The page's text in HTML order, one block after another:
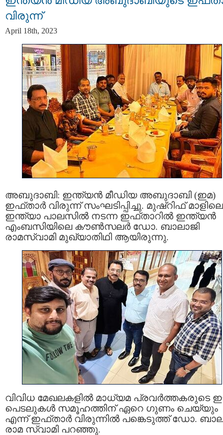
വിരുന്ന്
April 18th, 2023
അബുദാബി: ഇന്ത്യൻ മീഡിയ അബുദാബി (ഇമ)
ഇഫ്താർ വിരുന്ന് സംഘടിപ്പിച്ചു. മുഷ്റിഫ് മാളിലെ
ഇന്ത്യാ പാലസിൽ നടന്ന ഇഫ്താറിൽ ഇന്ത്യൻ
എംബസിയിലെ കൗൺസല‍ർ ഡോ. ബാലാജി
രാമസ്വാമി മുഖ്യാതിഥി ആയിരുന്നു.
വിവിധ മേഖലകളില്‍ മാധ്യമ പ്രവര്‍ത്തകരുടെ
പെടലുകള്‍ സമൂഹത്തിന് ഏറെ ഗുണം ചെയ്യും
എന്ന് ഇഫ്താര്‍ വിരുന്നില്‍ പങ്കെടുത്ത് ഡോ.
രാമ സ്വാമി പറഞ്ഞു.